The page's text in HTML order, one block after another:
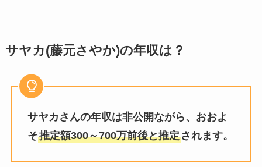
サヤカ(藤元さやか)の年収は？
サヤカさんの年収は非公開ながら、おおよ
そ推定額300～700万前後と推定されます。